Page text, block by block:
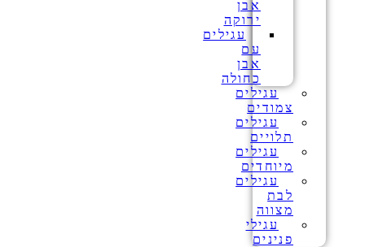
אבן
ירוקה
עגילים
עם
אבן
כחולה
עגילים
צמודים
עגילים
תלויים
עגילים
מיוחדים
עגילים
לבת
מצווה
עגילי
פנינים